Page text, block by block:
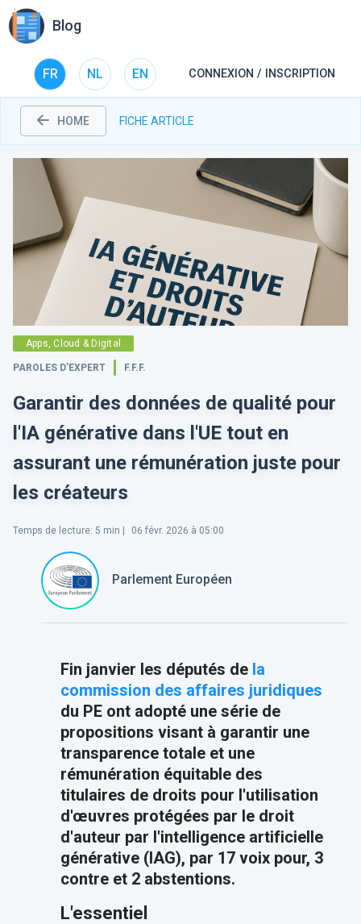
Blog
FR NL EN CONNEXION / INSCRIPTION
HOME FICHE ARTICLE
Apps, Cloud & Digital
PAROLES D’EXPERT F.F.F.
Garantir des données de qualité pour
l'IA générative dans l'UE tout en
assurant une rémunération juste pour
les créateurs
Temps de lecture: 5 min | 06 févr. 2026 à 05:00
Parlement Européen
Fin janvier les députés de la
commission des affaires juridiques
du PE ont adopté une série de
propositions visant à garantir une
transparence totale et une
rémunération équitable des
titulaires de droits pour l'utilisation
d'œuvres protégées par le droit
d'auteur par l'intelligence artificielle
générative (IAG), par 17 voix pour, 3
contre et 2 abstentions.
L'essentiel